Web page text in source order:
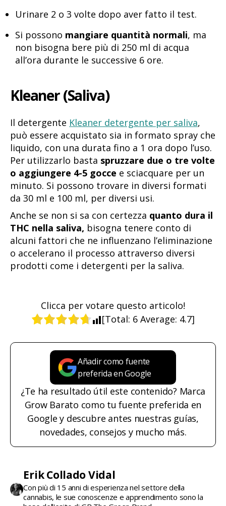
Urinare 2 o 3 volte dopo aver fatto il test.
Si possono mangiare quantità normali, ma
non bisogna bere più di 250 ml di acqua
all’ora durante le successive 6 ore.
Kleaner (Saliva)
Il detergente Kleaner detergente per saliva,
può essere acquistato sia in formato spray che
liquido, con una durata fino a 1 ora dopo l’uso.
Per utilizzarlo basta spruzzare due o tre volte
o aggiungere 4-5 gocce e sciacquare per un
minuto. Si possono trovare in diversi formati
da 30 ml e 100 ml, per diversi usi.
Anche se non si sa con certezza quanto dura il
THC nella saliva, bisogna tenere conto di
alcuni fattori che ne influenzano l’eliminazione
o accelerano il processo attraverso diversi
prodotti come i detergenti per la saliva.
Clicca per votare questo articolo!
[Total: 6 Average: 4.7]
Añadir como fuente
preferida en Google
¿Te ha resultado útil este contenido? Marca
Grow Barato como tu fuente preferida en
Google y descubre antes nuestras guías,
novedades, consejos y mucho más.
Erik Collado Vidal
Con più di 15 anni di esperienza nel settore della
cannabis, le sue conoscenze e apprendimento sono la